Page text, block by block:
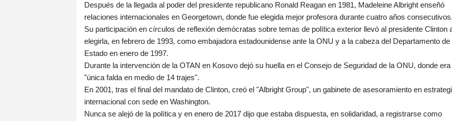
Después de la llegada al poder del presidente republicano Ronald Reagan en 1981, Madeleine Albright enseñó
relaciones internacionales en Georgetown, donde fue elegida mejor profesora durante cuatro años consecutivos.
Su participación en círculos de reflexión demócratas sobre temas de política exterior llevó al presidente Clinton
elegirla, en febrero de 1993, como embajadora estadounidense ante la ONU y a la cabeza del Departamento de
Estado en enero de 1997.
Durante la intervención de la OTAN en Kosovo dejó su huella en el Consejo de Seguridad de la ONU, donde era
"única falda en medio de 14 trajes".
En 2001, tras el final del mandato de Clinton, creó el "Albright Group", un gabinete de asesoramiento en
internacional con sede en Washington.
Nunca se alejó de la política y en enero de 2017 dijo que estaba dispuesta, en solidaridad, a registrarse como